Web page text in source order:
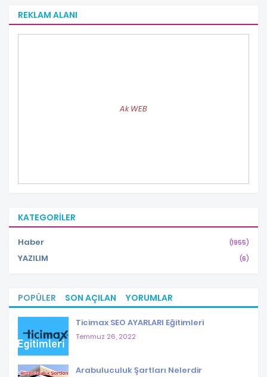
REKLAM ALANI
Ak WEB
KATEGORILER
Haber (1955)
YAZILIM (6)
POPÜLER SON AÇILAN YORUMLAR
Ticimax SEO AYARLARI Eğitimleri
Temmuz 26, 2022
Arabuluculuk Şartları Nelerdir